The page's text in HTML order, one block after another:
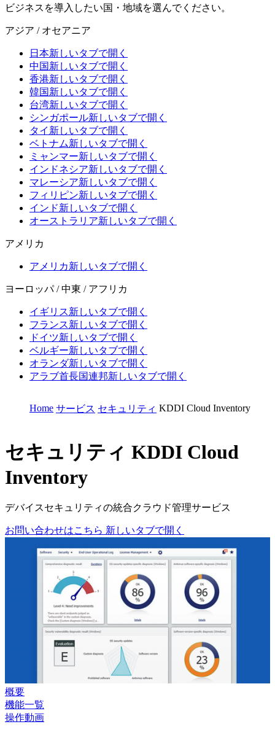
ビジネスを導入したい国・地域を選んでください。
アジア / オセアニア
日本新しいタブで開く
中国新しいタブで開く
香港新しいタブで開く
韓国新しいタブで開く
台湾新しいタブで開く
シンガポール新しいタブで開く
タイ 新しいタブで開く
ベトナム新しいタブで開く
ミャンマー新しいタブで開く
インドネシア新しいタブで開く
マレーシア新しいタブで開く
フィリピン新しいタブで開く
インド新しいタブで開く
オーストラリア新しいタブで開く
アメリカ
アメリカ新しいタブで開く
ヨーロッパ / 中東 / アフリカ
イギリス新しいタブで開く
フランス新しいタブで開く
ドイツ新しいタブで開く
ベルギー新しいタブで開く
オランダ新しいタブで開く
アラブ首長国連邦新しいタブで開く
Home サービス セキュリティ KDDI Cloud Inventory
セキュリティ KDDI Cloud
Inventory
デバイスセキュリティの統合クラウド管理サービス
お問い合わせはこちら 新しいタブで開く
概要
機能一覧
操作動画